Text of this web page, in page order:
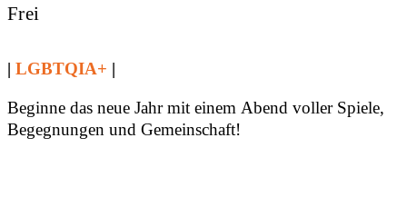
Frei
|LGBTQIA+ |
Beginne das neue Jahr mit einem Abend voller Spiele,
Begegnungen und Gemeinschaft!